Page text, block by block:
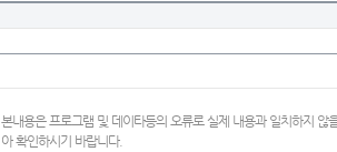
본내용은 프로그램 및 데이타등의 오류로 실제 내용과 일치하지
아 확인하시기 바랍니다.